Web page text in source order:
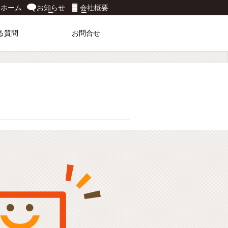
ホーム お知らせ 会社概要
質問 お問合せ